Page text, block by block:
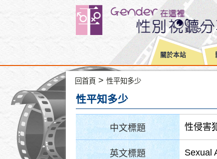
關於本站
性平知多少
回首頁 > 性平知多少
中文標題 性侵害
英文標題 Sexual